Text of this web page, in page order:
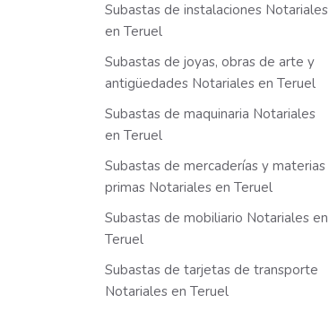
Subastas de instalaciones Notariales
en Teruel
Subastas de joyas, obras de arte y
antigüedades Notariales en Teruel
Subastas de maquinaria Notariales
en Teruel
Subastas de mercaderías y materias
primas Notariales en Teruel
Subastas de mobiliario Notariales en
Teruel
Subastas de tarjetas de transporte
Notariales en Teruel